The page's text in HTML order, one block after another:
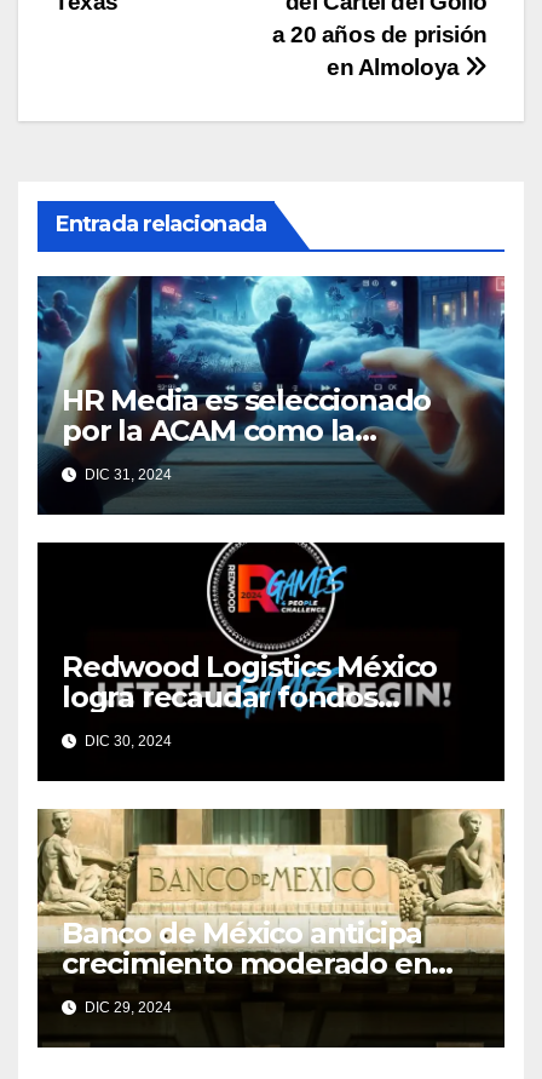
a 20 años de prisión
en Almoloya
Entrada relacionada
HR Media es seleccionado
por la ACAM como la
medición oficial de
audiencias de video en
México
DIC 31, 2024
Redwood Logistics México
logra recaudar fondos
mediante su evento anual
Redwood Games
DIC 30, 2024
Banco de México anticipa
crecimiento moderado en
economías regionales pese a
desafíos
DIC 29, 2024